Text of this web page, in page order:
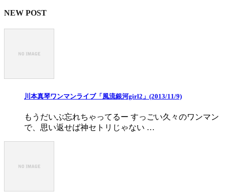
NEW POST
川本真琴ワンマンライブ「風流銀河girl2」(2013/11/9)
もうだいぶ忘れちゃってるー すっごい久々のワンマン
で、思い返せば神セトリじゃない …